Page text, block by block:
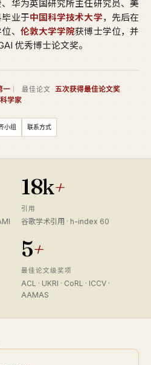
华为英国研究所主任研究员、美
业于中国科学技术大学，先后在
、 伦敦大学学院获博士学位，并
优秀博士论文奖。
一｜ 最佳论文 · 五次获得最佳论文奖
学家
小组 联系方式
18k+
引用
谷歌学术引用 · h-index 60
5+
最佳论文级奖项
ACL · UKRI · CoRL · ICCV ·
AAMAS